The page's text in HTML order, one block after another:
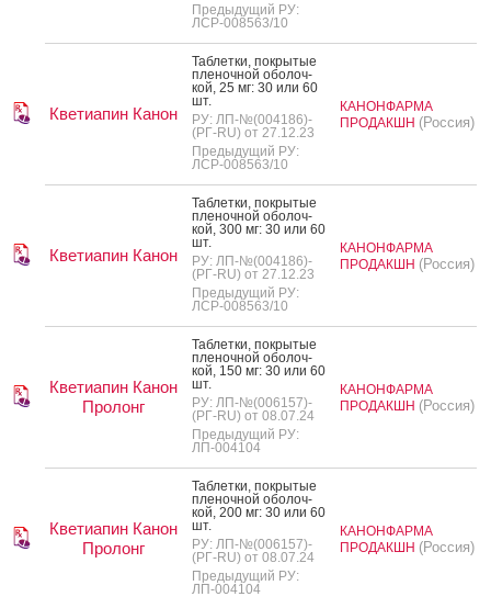
Предыдущий РУ:
ЛСР-008563/10
Кветиапин Канон
Таб­летки, пок­ры­тые
пле­ноч­ной обо­лоч­
кой, 25 мг: 30 или 60
шт.
РУ: ЛП-№(004186)-
(РГ-RU) от 27.12.23
Предыдущий РУ:
ЛСР-008563/10
КАНОНФАРМА
ПРОДАКШН (Россия)
Кветиапин Канон
Таб­летки, пок­ры­тые
пле­ноч­ной обо­лоч­
кой, 300 мг: 30 или 60
шт.
РУ: ЛП-№(004186)-
(РГ-RU) от 27.12.23
Предыдущий РУ:
ЛСР-008563/10
КАНОНФАРМА
ПРОДАКШН (Россия)
Кветиапин Канон
Пролонг
Таб­летки, пок­ры­тые
пле­ноч­ной обо­лоч­
кой, 150 мг: 30 или 60
шт.
РУ: ЛП-№(006157)-
(РГ-RU) от 08.07.24
Предыдущий РУ:
ЛП-004104
КАНОНФАРМА
ПРОДАКШН (Россия)
Кветиапин Канон
Пролонг
Таб­летки, пок­ры­тые
пле­ноч­ной обо­лоч­
кой, 200 мг: 30 или 60
шт.
РУ: ЛП-№(006157)-
(РГ-RU) от 08.07.24
Предыдущий РУ:
ЛП-004104
КАНОНФАРМА
ПРОДАКШН (Россия)